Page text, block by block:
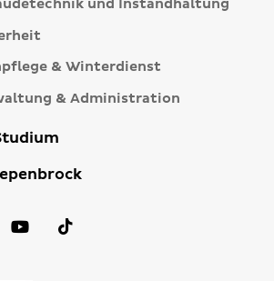
und Instandhaltung
& Winterdienst
& Administration
YouTube